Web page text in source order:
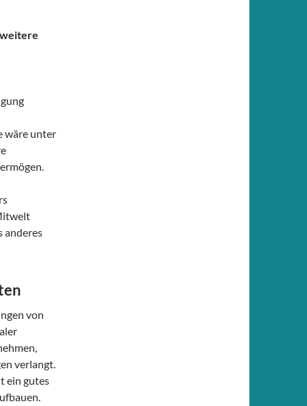
wäre unter
anderes
von
verlangt.
ein gutes